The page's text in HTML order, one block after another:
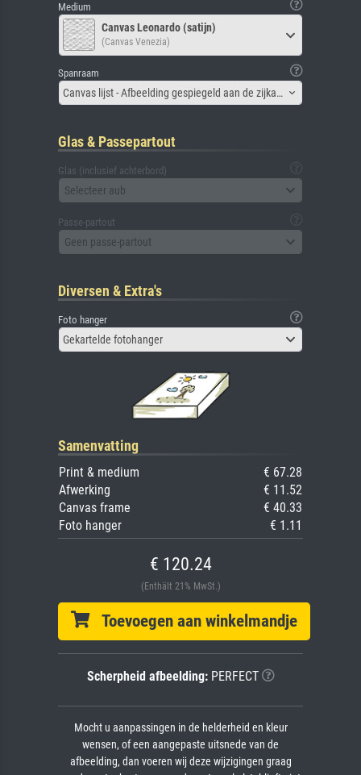
Medium
Canvas Leonardo (satijn)
(Canvas Venezia)
Spanraam
Canvas lijst - Afbeelding gespiegeld aan de zijkant
Glas & Passepartout
Glas (inclusief achterbord)
Selecteer aub
Passe-partout
Geen passe-partout
Diversen & Extra's
Foto hanger
Gekartelde fotohanger
Samenvatting
Print & medium
€ 67.28
Afwerking
€ 11.52
Canvas frame
€ 40.33
Foto hanger
€ 1.11
€ 120.24
(Enthält 21% MwSt.)
Toevoegen aan winkelmandje
Scherpheid afbeelding:PERFECT
Mocht u aanpassingen in de helderheid en kleur
wensen, of een aangepaste uitsnede van de
afbeelding, dan voeren wij deze wijzigingen graag